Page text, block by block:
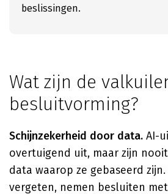
beslissingen.
Wat zijn de
besluitvorming?
Schijnzekerheid door data. AI-
overtuigend uit, maar zijn
data waarop ze gebaseerd
vergeten, nemen besluiten